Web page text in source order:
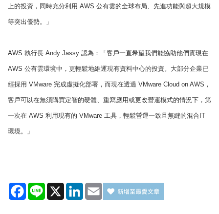
上的投資，同時充分利用 AWS 公有雲的全球布局、先進功能與超大規模
等突出優勢。」
AWS 執行長 Andy Jassy 認為：「客戶一直希望我們能協助他們實現在
AWS 公有雲環境中，更輕鬆地維運現有資料中心的投資。大部分企業已
經採用 VMware 完成虛擬化部署，而現在透過 VMware Cloud on AWS，
客戶可以在無須購買定智的硬體、重寫應用或更改營運模式的情況下，第
一次在 AWS 利用現有的 VMware 工具，輕鬆營運一致且無縫的混合IT
環境。」
Facebook
Line X LinkedIn
Email